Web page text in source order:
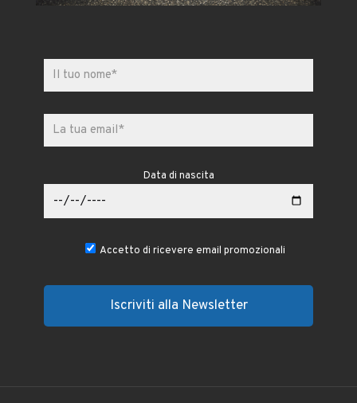
Data di nascita
Accetto di ricevere email promozionali